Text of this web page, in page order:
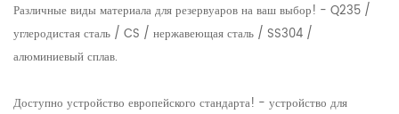
Различные виды материала для резервуаров на ваш выбор! - Q235 /
углеродистая сталь / CS / нержавеющая сталь / SS304 /
алюминиевый сплав.
Доступно устройство европейского стандарта! - устройство для